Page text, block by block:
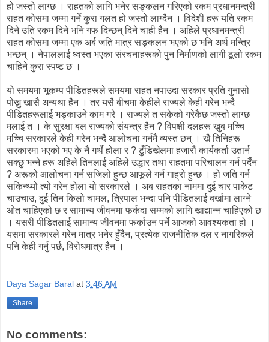
हो जस्तो लाग्छ । राहतको लागि भनेर सङ्कलन गरिएको रकम प्रधानमन्त्री
राहत कोसमा जम्मा गर्ने कुरा गलत हो जस्तो लाग्दैन । विदेशी हरू यति रकम
दिने उति रकम दिने भनि गफ दिन्छन् दिने चाही हैन । अहिले प्रधानमन्त्री
राहत कोसमा जम्मा एक अर्ब जति मात्र सङ्कलन भएको छ भनि अर्थ मन्त्रि
भन्छन् । नेपाललाई ध्वस्त भएका संरचनाहरूको पुन निर्माणको लागी ठूलो रकम
चाहिने कुरा स्पष्ट छ ।
यो समयमा भूकम्प पीडितहरूले समयमा राहत नपाउदा सरकार प्रति गुनासो
पोख्नु खासै अन्यथा हैन । तर यसै बीचमा केहीले राज्यले केही गरेन भन्दै
पीडितहरूलाई भड्काउने काम गरे । राज्यले त सकेको गरेकैछ जस्तो लाग्छ
मलाई त । के सुरक्षा बल राज्यको संयन्त्र हैन ? विपक्षी दलहरू खुब मच्चि
मच्चि सरकारले केही गरेन भन्दै आलोचना गर्नमै व्यस्त छन् । खै तिनिहरू
सरकारमा भएको भए के नै गर्थे होला र ? टुँडिखेलमा हजारौं कार्यकर्ता उतार्न
सक्छु भन्ने हरू अहिले तिनलाई अहिले उद्धार तथा राहतमा परिचालन गर्न पर्दैन
? अरूको आलोचना गर्न सजिलो हुन्छ आफूले गर्न गाह्रो हुन्छ । हो जति गर्न
सकिन्थ्यो त्यो गरेन होला यो सरकारले । अब राहतका नाममा दुई चार पाकेट
चाउचाउ, दुई तिन किलो चामल, त्रिपाल भन्दा पनि पीडितलाई बर्खामा लाग्ने
ओत चाहिएको छ र सामान्य जीवनमा फर्कदा सम्मको लागि खाद्यान्न चाहिएको छ
। यसरी पीडितलाई सामान्य जीवनमा फर्काउन पर्ने आजको आवश्यकता हो ।
यसमा सरकारले गरेन मात्र भनेर हुँदैन, प्रत्येक राजनीतिक दल र नागरिकले
पनि केही गर्नु पर्छ, विरोधमात्र हैन ।
Daya Sagar Baral at 3:46 AM
Share
No comments: